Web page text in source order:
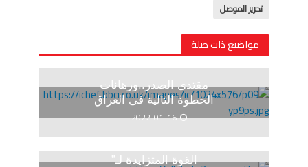
تحرير الموصل
مواضيع ذات صلة
مقتدى الصدر..ورهانات
الخطوة التالية فى العراق
2022-01-16
القوة المتزايدة لـ”